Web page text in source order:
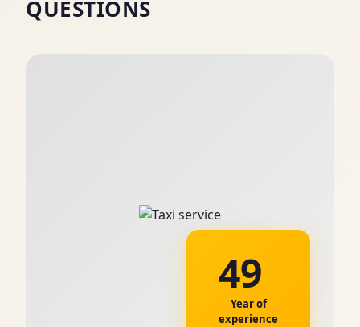
QUESTIONS
49
Year of
experience